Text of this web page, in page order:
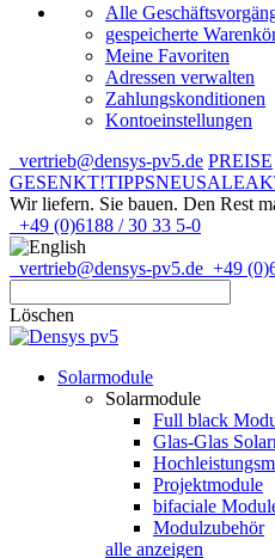
Alle
gespeicherte
Meine Favoriten
Adressen verwalten
Zahlungskonditionen
Kontoeinstellungen
vertrieb@densys-pv5.de PREISE
GESENKT!TIPPSNEUSALE
Wir liefern. Sie bauen. Den Rest
+49 (0)6188 / 30 33 5-0
vertrieb@densys-pv5.de +49
Löschen
Solarmodule
Solarmodule
Full black
Glas-Glas
Projektmodule
bifaciale
Modulzubehör
alle anzeigen